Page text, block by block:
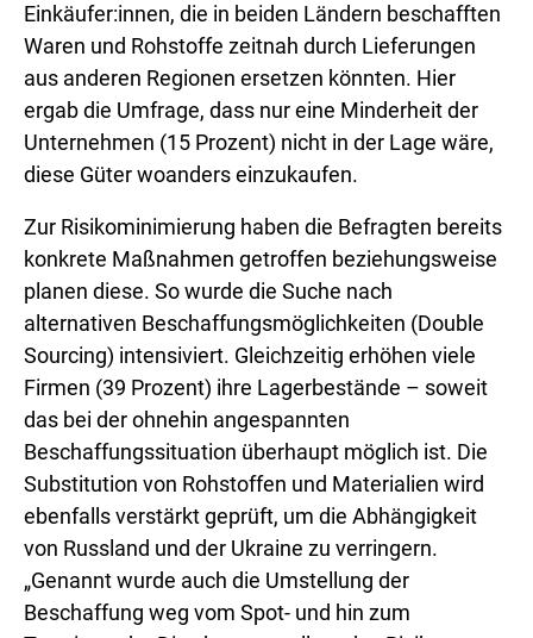
Einkäufer:innen, die in beiden Ländern beschafften
Waren und Rohstoffe zeitnah durch Lieferungen
aus anderen Regionen ersetzen könnten. Hier
ergab die Umfrage, dass nur eine Minderheit der
Unternehmen (15 Prozent) nicht in der Lage wäre,
diese Güter woanders einzukaufen.
Zur Risikominimierung haben die Befragten bereits
konkrete Maßnahmen getroffen beziehungsweise
planen diese. So wurde die Suche nach
alternativen Beschaffungsmöglichkeiten (Double
Sourcing) intensiviert. Gleichzeitig erhöhen viele
Firmen (39 Prozent) ihre Lagerbestände – soweit
das bei der ohnehin angespannten
Beschaffungssituation überhaupt möglich ist. Die
Substitution von Rohstoffen und Materialien wird
ebenfalls verstärkt geprüft, um die Abhängigkeit
von Russland und der Ukraine zu verringern.
„Genannt wurde auch die Umstellung der
Beschaffung weg vom Spot- und hin zum